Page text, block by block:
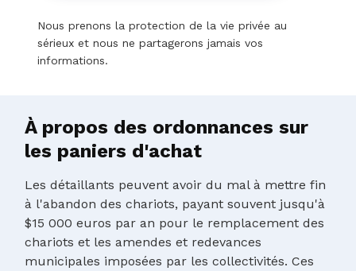
Nous prenons la protection de la vie privée au
sérieux et nous ne partagerons jamais vos
informations.
À propos des ordonnances sur
les paniers d'achat
Les détaillants peuvent avoir du mal à mettre fin
à l'abandon des chariots, payant souvent jusqu'à
$15 000 euros par an pour le remplacement des
chariots et les amendes et redevances
municipales imposées par les collectivités. Ces